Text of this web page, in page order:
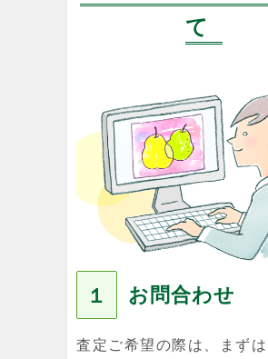
て
１ お問合わせ
査定ご希望の際は、まずは